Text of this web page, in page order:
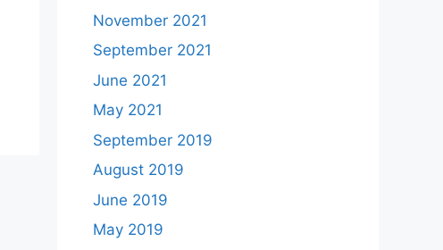
November 2021
September 2021
June 2021
May 2021
September 2019
August 2019
June 2019
May 2019